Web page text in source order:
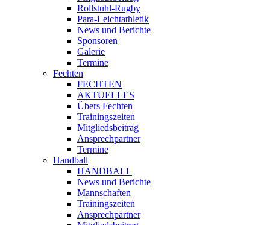
Rollstuhl-Rugby
Para-Leichtathletik
News und Berichte
Sponsoren
Galerie
Termine
Fechten
FECHTEN
AKTUELLES
Übers Fechten
Trainingszeiten
Mitgliedsbeitrag
Ansprechpartner
Termine
Handball
HANDBALL
News und Berichte
Mannschaften
Trainingszeiten
Ansprechpartner